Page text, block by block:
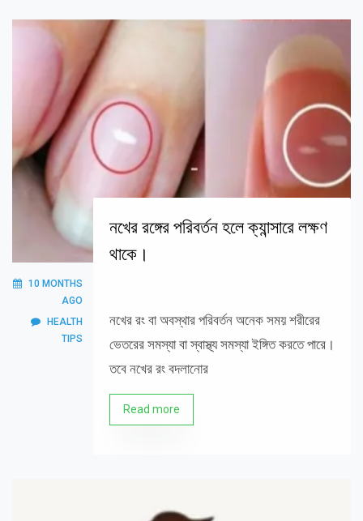
10 MONTHS
AGO
HEALTH
TIPS
নখের রঙ্গের পরিবর্তন হলে ক্যান্সারে লক্ষণ
থাকে।
নখের রং বা অবস্থার পরিবর্তন অনেক সময় শরীরের
ভেতরের সমস্যা বা স্বাস্থ্য সমস্যা ইঙ্গিত করতে পারে।
তবে নখের রং বদলানোর
Read more